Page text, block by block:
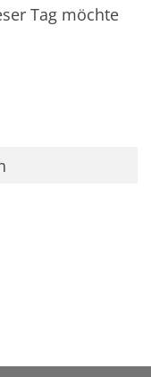
Tag möchte